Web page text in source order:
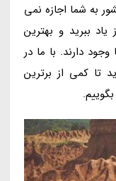
به شما اجازه نمی
ببرید و بهترین
دارند. با ما در
تا کمی از برترین